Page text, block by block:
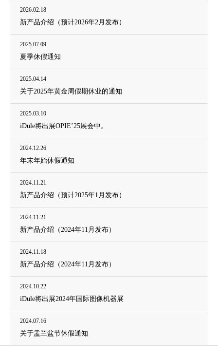
2026.02.18
新产品介绍（预计2026年2月发布）
2025.07.09
夏季休假通知
2025.04.14
关于2025年黄金周假期休业的通知
2025.03.10
iDule将出展OPIE’25展会中。
2024.12.26
年末年始休假通知
2024.11.21
新产品介绍（预计2025年1月发布）
2024.11.21
新产品介绍（2024年11月发布）
2024.11.18
新产品介绍（2024年11月发布）
2024.10.22
iDule将出展2024年国际图像机器展
2024.07.16
关于盂兰盆节休假通知